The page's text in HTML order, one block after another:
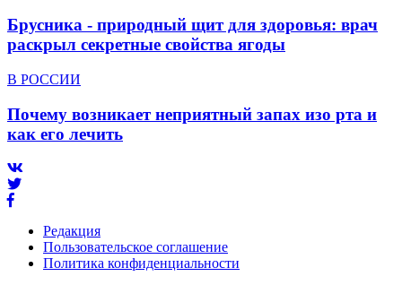
Брусника - природный щит для здоровья: врач
раскрыл секретные свойства ягоды
В РОССИИ
Почему возникает неприятный запах изо рта и
как его лечить
Редакция
Пользовательское соглашение
Политика конфиденциальности